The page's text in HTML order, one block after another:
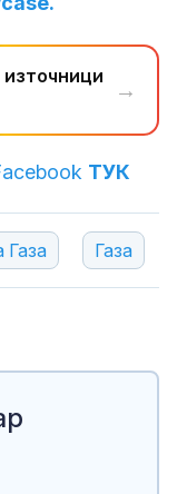
→
ТУК
Газа Газа